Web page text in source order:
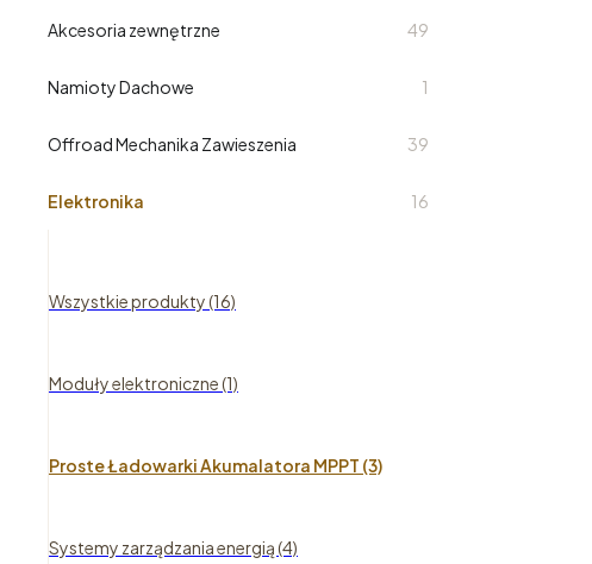
Akcesoria zewnętrzne 49
Namioty Dachowe 1
Offroad Mechanika Zawieszenia 39
Elektronika 16
Wszystkie produkty (16)
Moduły elektroniczne (1)
Proste Ładowarki Akumalatora MPPT (3)
Systemy zarządzania energią (4)